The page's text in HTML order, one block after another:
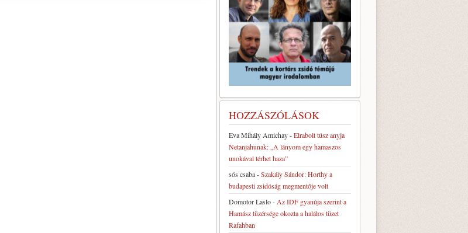
HOZZÁSZÓLÁSOK
Eva Mihály Amichay-Elrabolt túsz anyja
Netanjahunak: „A lányom egy hamaszos
unokával térhet haza”
sós csaba-Szakály Sándor: Horthy a
budapesti zsidóság megmentője volt
Domotor Laslo- Az IDF gyanúja szerint a
Hamász tüzérsége okozta a halálos tüzet
Rafahban